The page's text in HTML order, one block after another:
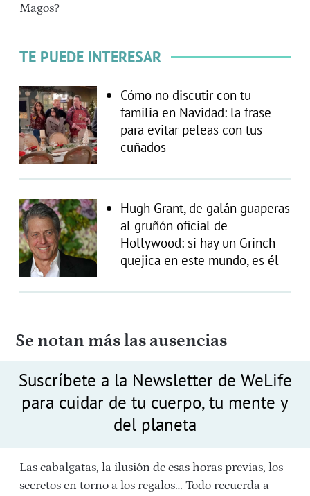
Magos?
TE PUEDE INTERESAR
Cómo no discutir con tu
familia en Navidad: la frase
para evitar peleas con tus
cuñados
Hugh Grant, de galán guaperas
al gruñón oficial de
Hollywood: si hay un Grinch
quejica en este mundo, es él
Se notan más las ausencias
Suscríbete a la Newsletter de WeLife
para cuidar de tu cuerpo, tu mente y
del planeta
Las cabalgatas, la ilusión de esas horas previas, los
secretos en torno a los regalos… Todo recuerda a